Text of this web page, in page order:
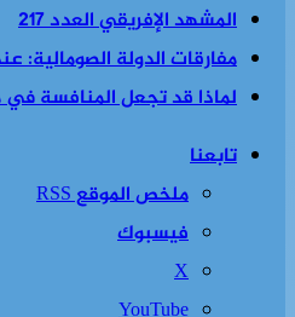
المشهد الإفريقي العدد 217
مفارقات الدولة الصومالية:
لماذا قد تجعل المنافسة في
تابعنا
ملخص الموقع RSS
فيسبوك
‫X